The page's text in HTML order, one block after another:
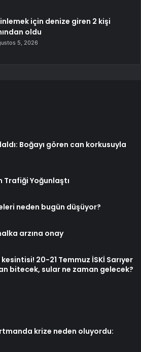
için denize giren 2 kişi
oldu
5, 2026
Boğayı gören can korkusuyla
Trafiği Yoğunlaştı
neden bugün düşüyor?
arzına onay
kesintisi! 20-21 Temmuz İSKİ Sarıyer
bitecek, sular ne zaman gelecek?
krize neden oluyordu: